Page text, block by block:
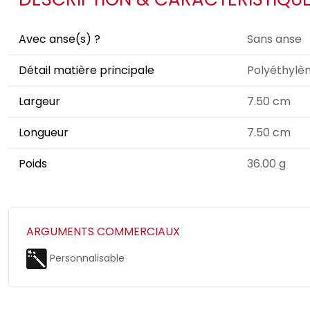
Avec anse(s) ?
Sans anse
Détail matière principale
Largeur
7.50 cm
Longueur
7.50 cm
Poids
36.00 g
ARGUMENTS COMMERCIAUX
Personnalisable